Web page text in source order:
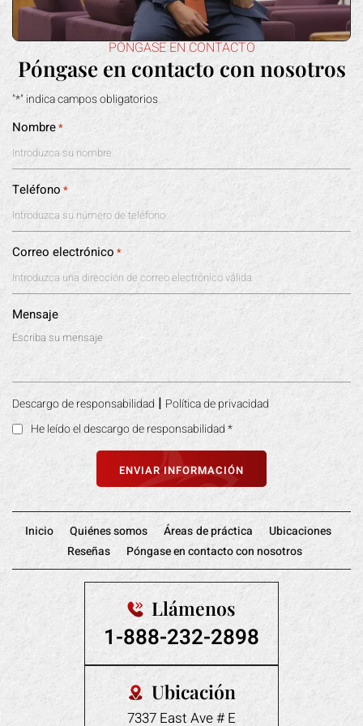
PÓNGASE EN CONTACTO
Póngase en contacto con nosotros
"*" indica campos obligatorios
Nombre*
Teléfono *
Correo electrónico *
Mensaje
Descargo de responsabilidad | Política de privacidad
He leído el descargo de responsabilidad*
Inicio Quiénes somos Áreas de práctica
Ubicaciones
Reseñas
Póngase en contacto con nosotros
Llámenos
1-888-232-2898
Ubicación
7337 East Ave # E